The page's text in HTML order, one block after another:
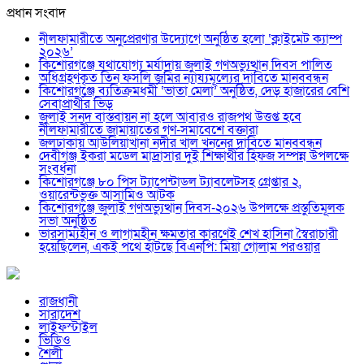
প্রধান সংবাদ
নীলফামারীতে অনুপ্রেরণার উদ্যোগে অনুষ্ঠিত হলো ‘ক্লাইমেট ক্যাম্প
২০২৬’
কিশোরগঞ্জে যথাযোগ্য মর্যাদায় জুলাই গণঅভ্যুত্থান দিবস পালিত
অধিগ্রহণকৃত তিন ফসলি জমির ন্যায্যমূল্যের দাবিতে মানববন্ধন
কিশোরগঞ্জে ব্যতিক্রমধর্মী ‘ভাতা মেলা’ অনুষ্ঠিত, দেড় হাজারের বেশি
সেবাপ্রার্থীর ভিড়
জুলাই সনদ বাস্তবায়ন না হলে আবারও রাজপথ উত্তপ্ত হবে
নীলফামারীতে জামায়াতের গণ-সমাবেশে বক্তারা
জলঢাকায় আউলিয়াখানা নদীর খাল খননের দাবিতে মানববন্ধন
দেবীগঞ্জ ইকরা মডেল মাদ্রাসার দুই শিক্ষার্থীর হিফজ সম্পন্ন উপলক্ষে
সংবর্ধনা
কিশোরগঞ্জে ৮০ পিস ট্যাপেন্টাডল ট্যাবলেটসহ গ্রেপ্তার ২,
ওয়ারেন্টভুক্ত আসামিও আটক
কিশোরগঞ্জে জুলাই গণঅভ্যুত্থান দিবস-২০২৬ উপলক্ষে প্রস্তুতিমূলক
সভা অনুষ্ঠিত
ভারসাম্যহীন ও লাগামহীন ক্ষমতার কারণেই শেখ হাসিনা স্বৈরাচারী
হয়েছিলেন, একই পথে হাঁটছে বিএনপি: মিয়া গোলাম পরওয়ার
রাজধানী
সারাদেশ
লাইফস্টাইল
ভিডিও
শৈলী